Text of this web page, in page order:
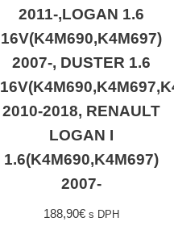
2011-,LOGAN 1.6
16V(K4M690,K4M697)
2007-, DUSTER 1.6
2010-2018, RENAULT
LOGAN I
1.6(K4M690,K4M697)
2007-
188,90€ s DPH